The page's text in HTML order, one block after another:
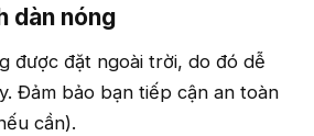
dàn nóng​
được đặt ngoài trời, do đó dễ
Đảm bảo bạn tiếp cận an toàn
cần).